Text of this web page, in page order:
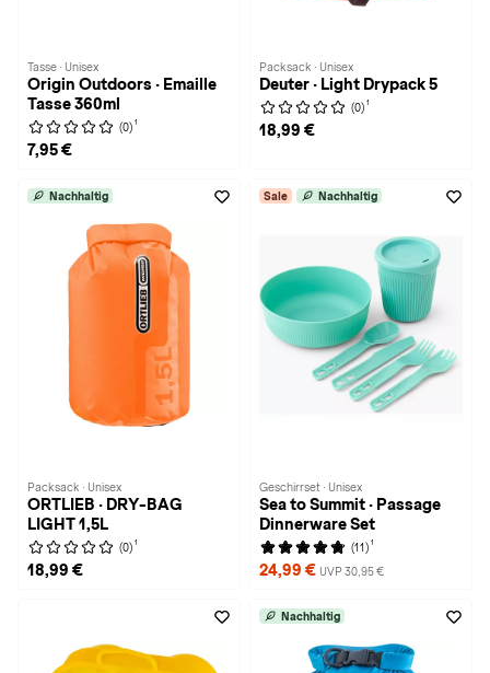
Tasse · Unisex
Origin Outdoors · Emaille
Tasse 360ml
(0) 1
7,95 €
Packsack · Unisex
Deuter · Light Drypack 5
(0) 1
18,99 €
Nachhaltig
Packsack · Unisex
ORTLIEB · DRY-BAG
LIGHT 1,5L
(0) 1
18,99 €
Sale Nachhaltig
Geschirrset · Unisex
Sea to Summit · Passage
Dinnerware Set
(11) 1
24,99 € UVP 30,95 €
Nachhaltig